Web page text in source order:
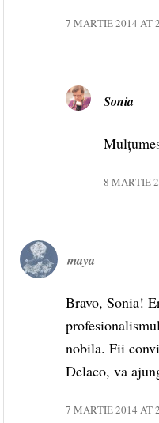
7 MARTIE 2014 AT
Sonia
8 MARTIE
maya
Bravo, Sonia!
nobila. Fii
Delaco, va
7 MARTIE 2014 AT